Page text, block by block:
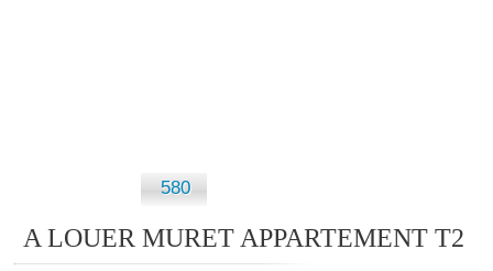
580
A LOUER MURET APPARTEMENT T2